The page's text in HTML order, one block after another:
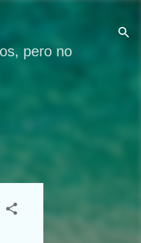
pero no